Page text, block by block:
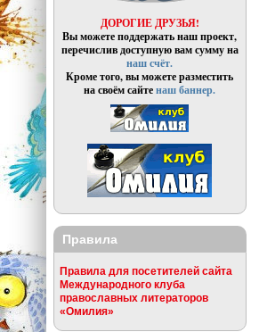
ДОРОГИЕ ДРУЗЬЯ!
Вы можете поддержать наш проект,
перечислив доступную вам сумму на
наш счёт.
Кроме того, вы можете разместить
на своём сайтенаш баннер.
Правила
Правила для посетителей сайта
Международного клуба
православных литераторов
«Омилия»